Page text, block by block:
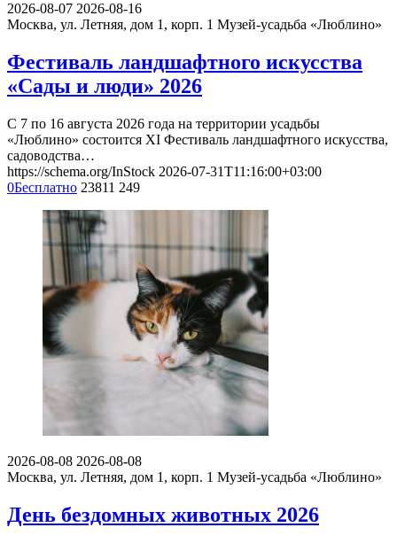
2026-08-07 2026-08-16
Москва, ул. Летняя, дом 1, корп. 1 Музей-усадьба «Люблино»
Фестиваль ландшафтного искусства
«Сады и люди» 2026
С 7 по 16 августа 2026 года на территории усадьбы
«Люблино» состоится XI Фестиваль ландшафтного искусства,
садоводства…
https://schema.org/InStock 2026-07-31T11:16:00+03:00
0Бесплатно 23811 249
2026-08-08 2026-08-08
Москва, ул. Летняя, дом 1, корп. 1 Музей-усадьба «Люблино»
День бездомных животных 2026